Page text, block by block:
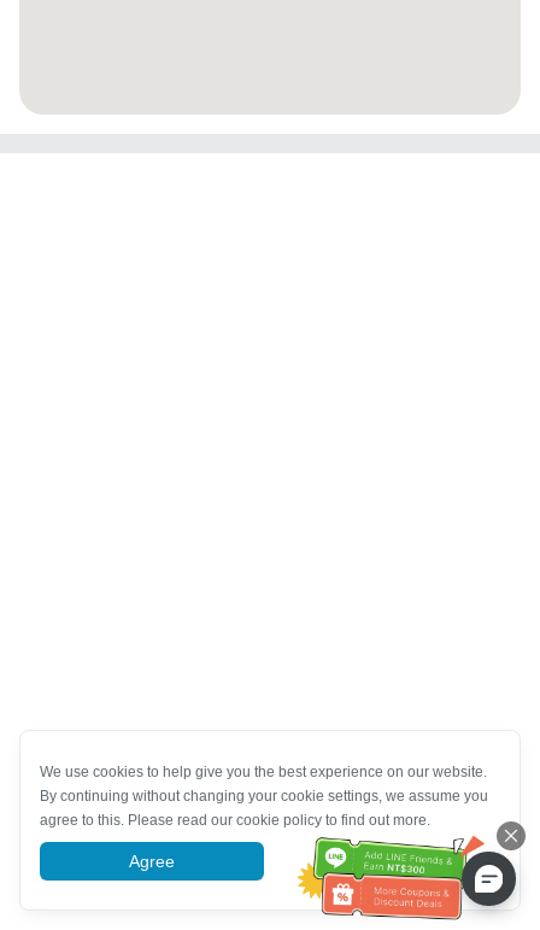
We use cookies to help give you the best experience on our website.
By continuing without changing your cookie settings, we assume you
agree to this. Please read our cookie policy to find out more.
Agree More information